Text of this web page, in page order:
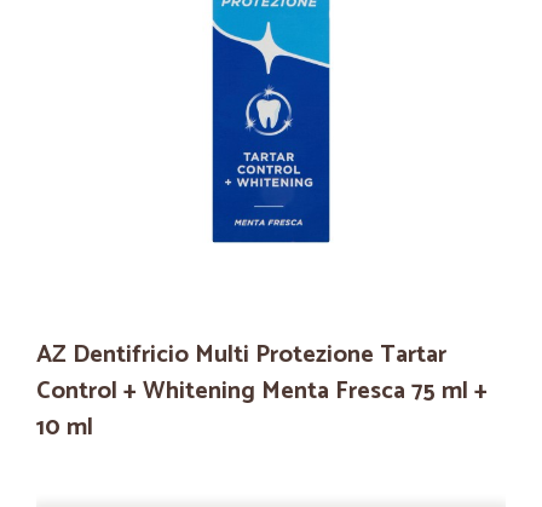
AZ Dentifricio Multi Protezione Tartar
Control + Whitening Menta Fresca 75 ml +
10 ml